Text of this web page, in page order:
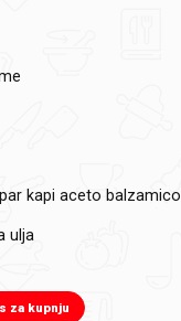
kapi aceto balzamico
ulja
za kupnju